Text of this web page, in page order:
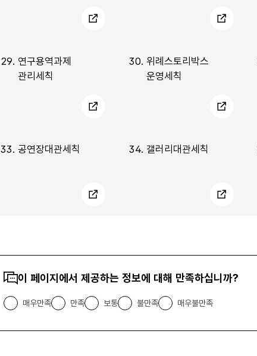
29. 연구용역과제
관리세칙
30. 위례스토리박스
운영세칙
33. 공연장대관세칙 34. 갤러리대관세칙
콘텐츠
만족도
조사
이 페이지에서 제공하는 정보에 대해 만족하십니까?
매우만족 만족 보통 불만족 매우불만족